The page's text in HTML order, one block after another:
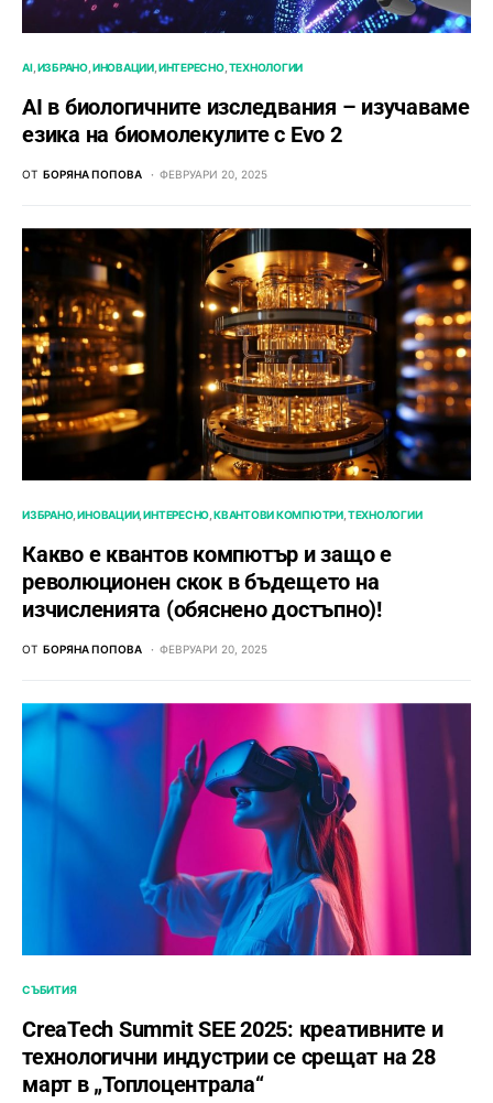
AI ИЗБРАНО ИНОВАЦИИ ИНТЕРЕСНО ТЕХНОЛОГИИ
AI в биологичните изследвания – изучаваме
езика на биомолекулите с Evo 2
ОТ БОРЯНА ПОПОВА ФЕВРУАРИ 20, 2025
ИЗБРАНО ИНОВАЦИИ ИНТЕРЕСНО КВАНТОВИ КОМПЮТРИ ТЕХНОЛОГИИ
Какво е квантов компютър и защо е
революционен скок в бъдещето на
изчисленията (обяснено достъпно)!
ОТ БОРЯНА ПОПОВА ФЕВРУАРИ 20, 2025
СЪБИТИЯ
CreaTech Summit SEE 2025: креативните и
технологични индустрии се срещат на 28
март в „Топлоцентрала“